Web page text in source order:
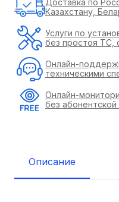
Описание
Казахстану,
Услуги по
без простоя ТС,
Онлайн-
техническими
Онлайн-
без абонентской